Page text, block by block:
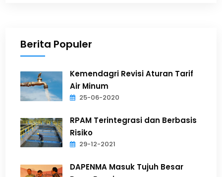
Berita Populer
Kemendagri Revisi Aturan Tarif
Air Minum
25-06-2020
RPAM Terintegrasi dan Berbasis
Risiko
29-12-2021
DAPENMA Masuk Tujuh Besar